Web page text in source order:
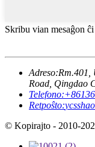
Skribu vian mesaĝon
Adreso:Rm.401,
Road, Qingdao
Telefono:
Retpoŝto:
© Kopirajto - 2010-